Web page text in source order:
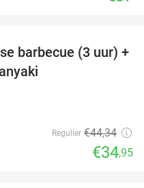
21%
barbecue (3 uur) +
Regulier €44,34
€34,95